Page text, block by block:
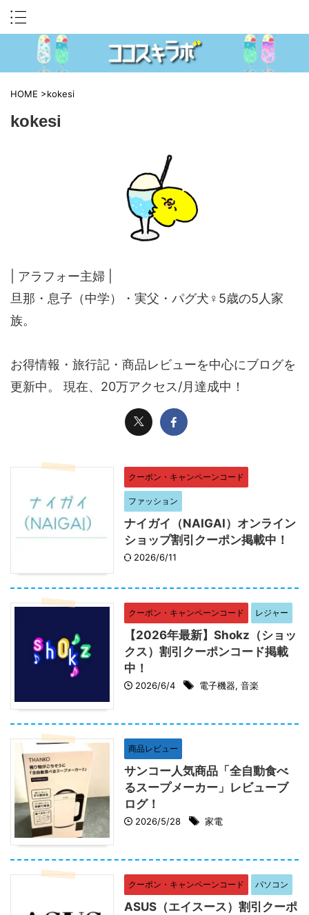
HOME >kokesi
kokesi
| アラフォー主婦 |
旦那・息子（中学）・実父・パグ犬♀5歳の5人家
族。
お得情報・旅行記・商品レビューを中心にブログを
更新中。 現在、20万アクセス/月達成中！
クーポン・キャンペーンコード
ファッション
ナイガイ（NAIGAI）オンライン
ショップ割引クーポン掲載中！
2026/6/11
クーポン・キャンペーンコード レジャー
【2026年最新】Shokz（ショッ
クス）割引クーポンコード掲載
中！
2026/6/4 電子機器, 音楽
商品レビュー
サンコー人気商品「全自動食べ
るスープメーカー」レビューブ
ログ！
2026/5/28 家電
クーポン・キャンペーンコード パソコン
ASUS（エイスース）割引クーポ